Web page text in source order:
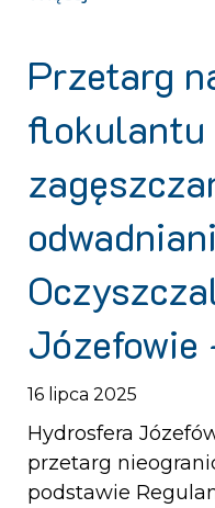
Przetarg
flokulantu
Józefowie
16 lipca 2025
Hydrosfera
przetarg
podstawie